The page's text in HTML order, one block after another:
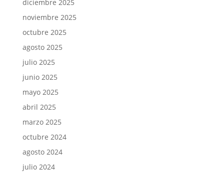
diciembre 2025
noviembre 2025
octubre 2025
agosto 2025
julio 2025
junio 2025
mayo 2025
abril 2025
marzo 2025
octubre 2024
agosto 2024
julio 2024